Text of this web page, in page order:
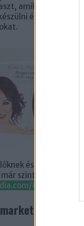
amikor már
és tudatosan
és
már szinte minden
koenyveink
és